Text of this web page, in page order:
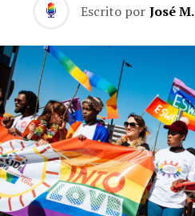
Escrito por José M.